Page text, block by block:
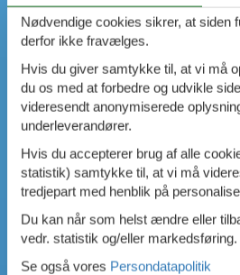
Nødvendige cookies sikrer, at siden
derfor ikke fravælges.
Hvis du giver samtykke til, at vi må
du os med at forbedre og udvikle
videresendt anonymiserede
underleverandører.
Hvis du accepterer brug af alle
statistik) samtykke til, at vi må
tredjepart med henblik på
Du kan når som helst ændre eller
vedr. statistik og/eller markedsføring.
Se også vores Persondatapolitik